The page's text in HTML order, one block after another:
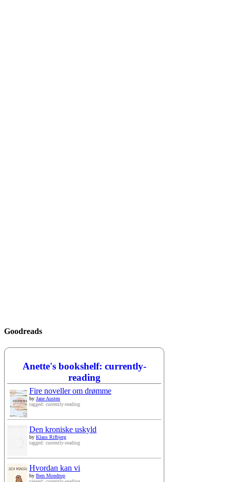
Goodreads
Anette's bookshelf: currently-
reading
Fire noveller om drømme
by Jane Austen
tagged: currently-reading
Den kroniske uskyld
by Klaus Rifbjerg
tagged: currently-reading
Hvordan kan vi
by Iben Mondrup